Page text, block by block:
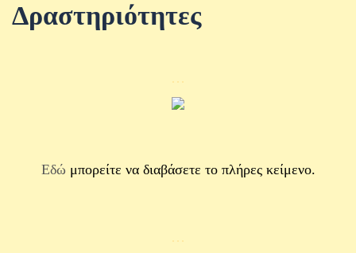
Δραστηριότητες
…
Εδώ μπορείτε να διαβάσετε το πλήρες κείμενο.
…